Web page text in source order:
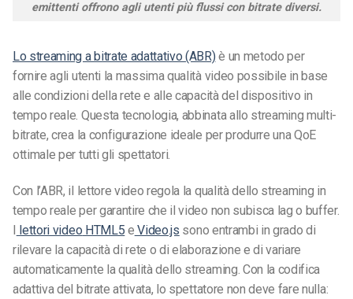
emittenti offrono agli utenti più flussi con bitrate diversi.
Lo streaming a bitrate adattativo (ABR)è un metodo per
fornire agli utenti la massima qualità video possibile in base
alle condizioni della rete e alle capacità del dispositivo in
tempo reale. Questa tecnologia, abbinata allo streaming multi-
bitrate, crea la configurazione ideale per produrre una QoE
ottimale per tutti gli spettatori.
Con l’ABR, il lettore video regola la qualità dello streaming in
tempo reale per garantire che il video non subisca lag o buffer.
I lettori video HTML5 e Video.js sono entrambi in grado di
rilevare la capacità di rete o di elaborazione e di variare
automaticamente la qualità dello streaming. Con la codifica
adattiva del bitrate attivata, lo spettatore non deve fare nulla: